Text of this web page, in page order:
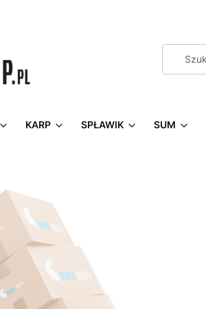
KARP SPŁAWIK SUM